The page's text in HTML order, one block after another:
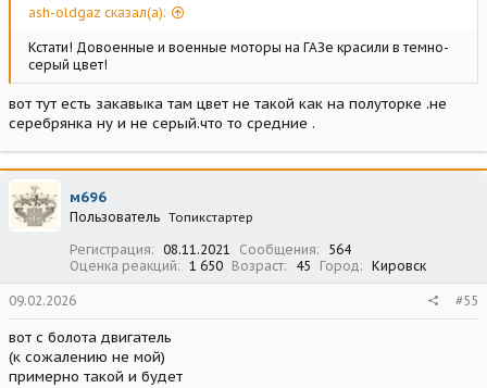
ash-oldgaz сказал(а):
Кстати! Довоенные и военные моторы на ГАЗе красили в темно-
серый цвет!
вот тут есть закавыка там цвет не такой как на полуторке .не
серебрянка ну и не серый.что то средние .
м696
Пользователь Топикстартер
Регистрация 08.11.2021 Сообщения
564
Оценка реакций
1 650 Возраст 45 Город Кировск
09.02.2026 #55
вот с болота двигатель
(к сожалению не мой)
примерно такой и будет